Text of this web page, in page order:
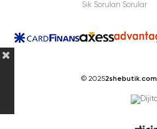
Sık Sorulan Sorular
© 20252shebutik.com